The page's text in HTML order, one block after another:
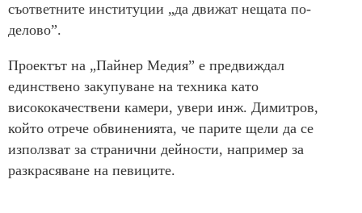
съответните институции „да движат нещата по-
делово”.
Проектът на „Пайнер Медия” е предвиждал
единствено закупуване на техника като
висококачествени камери, увери инж. Димитров,
който отрече обвиненията, че парите щели да се
използват за странични дейности, например за
разкрасяване на певиците.